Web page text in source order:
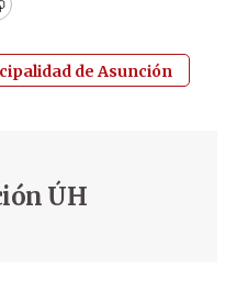
de Asunción
ÚH